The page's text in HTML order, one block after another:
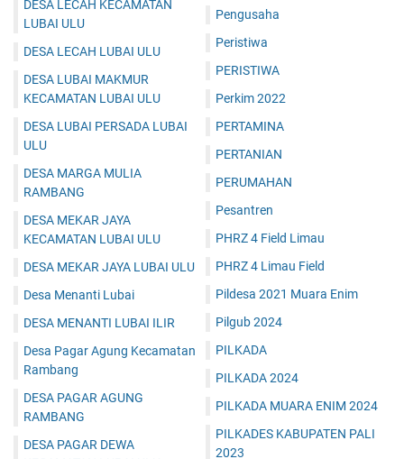
DESA LECAH KECAMATAN
LUBAI ULU
DESA LECAH LUBAI ULU
DESA LUBAI MAKMUR
KECAMATAN LUBAI ULU
DESA LUBAI PERSADA LUBAI
ULU
DESA MARGA MULIA
RAMBANG
DESA MEKAR JAYA
KECAMATAN LUBAI ULU
DESA MEKAR JAYA LUBAI ULU
Desa Menanti Lubai
DESA MENANTI LUBAI ILIR
Desa Pagar Agung Kecamatan
Rambang
DESA PAGAR AGUNG
RAMBANG
DESA PAGAR DEWA
Pengusaha
Peristiwa
PERISTIWA
Perkim 2022
PERTAMINA
PERTANIAN
PERUMAHAN
Pesantren
PHRZ 4 Field Limau
PHRZ 4 Limau Field
Pildesa 2021 Muara Enim
Pilgub 2024
PILKADA
PILKADA 2024
PILKADA MUARA ENIM 2024
PILKADES KABUPATEN PALI
2023